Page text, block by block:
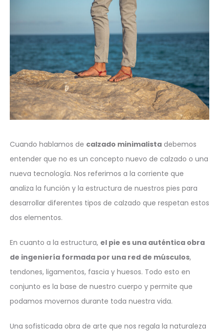
Cuando hablamos de calzado minimalista debemos
entender que no es un concepto nuevo de calzado o una
nueva tecnología. Nos referimos a la corriente que
analiza la función y la estructura de nuestros pies para
desarrollar diferentes tipos de calzado que respetan estos
dos elementos.
En cuanto a la estructura, el pie es una auténtica obra
de ingeniería formada por una red de músculos,
tendones, ligamentos, fascia y huesos. Todo esto en
conjunto es la base de nuestro cuerpo y permite que
podamos movernos durante toda nuestra vida.
Una sofisticada obra de arte que nos regala la naturaleza